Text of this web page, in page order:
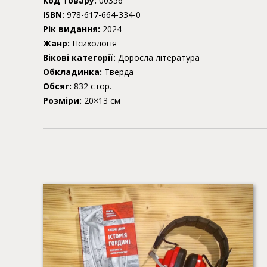
ISBN: 978-617-664-334-0
Рік видання: 2024
Жанр: Психологія
Вікові категорії: Доросла література
Обкладинка: Тверда
Обсяг: 832 стор.
Розміри: 20×13 см